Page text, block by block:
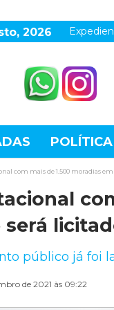
2026
POLÍTICA
DESTAQUES
com mais de 1.500 moradias
será
público já foi
de 2021 às 09:22